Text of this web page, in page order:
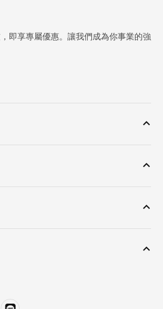
即享專屬優惠。讓我們成為你事業的強